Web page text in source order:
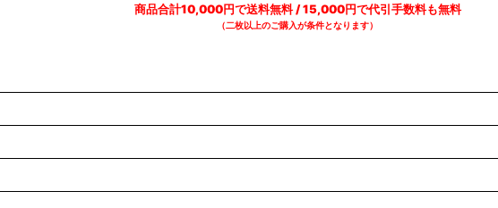
商品合計10,000円で送料無料 / 15,000円で代引手数料も無料
（二枚以上のご購入が条件となります）